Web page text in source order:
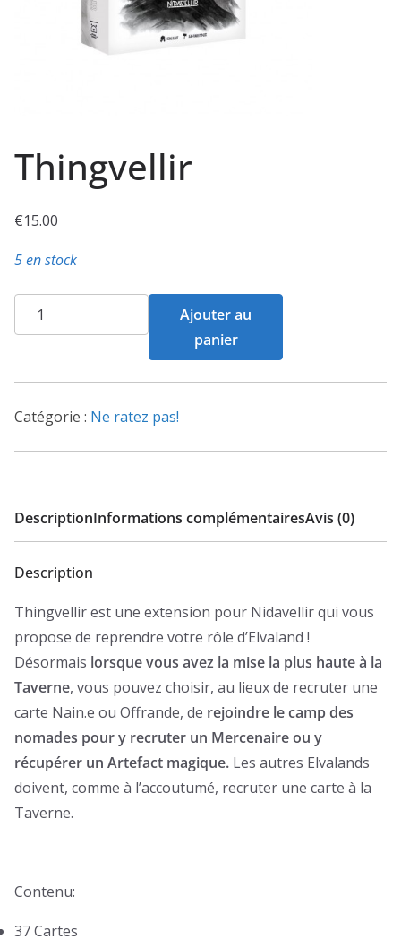
Thingvellir
€15.00
5 en stock
quantité
de
Ajouter au
panier
Catégorie : Ne ratez pas!
DescriptionInformations complémentairesAvis (0)
Description
Thingvellir est une extension pour Nidavellir qui vous
propose de reprendre votre rôle d’Elvaland !
Désormais lorsque vous avez la mise la plus haute à la
Taverne, vous pouvez choisir, au lieux de recruter une
carte Nain.e ou Offrande, de rejoindre le camp des
nomades pour y recruter un Mercenaire ou y
récupérer un Artefact magique. Les autres Elvalands
doivent, comme à l’accoutumé, recruter une carte à la
Taverne.
Contenu:
37 Cartes